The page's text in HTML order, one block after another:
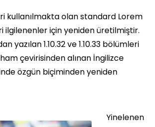
kullanılmakta olan standard Lorem
ilgilenenler için yeniden üretilmiştir.
yazılan 1.10.32 ve 1.10.33 bölümleri
çevirisinden alınan İngilizce
özgün biçiminden yeniden
Yinelenen